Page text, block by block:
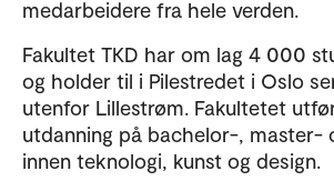
medarbeidere fra hele verden.
Fakultet TKD har om lag 4 000
og holder til i Pilestredet i Oslo
utenfor Lillestrøm. Fakultetet
utdanning på bachelor-, master-
innen teknologi, kunst og design.